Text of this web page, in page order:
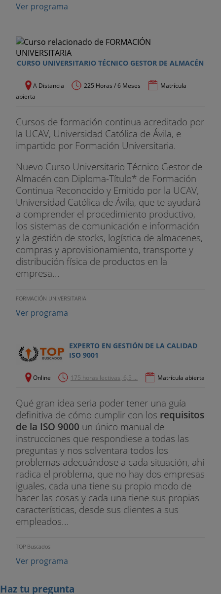
Ver programa
CURSO UNIVERSITARIO TÉCNICO GESTOR DE ALMACÉN
A Distancia 225 Horas / 6 Meses
Matrícula
abierta
Cursos de formación continua acreditado por
la UCAV, Universidad Católica de Ávila, e
impartido por Formación Universitaria.
Nuevo Curso Universitario Técnico Gestor de
Almacén con Diploma-Título* de Formación
Continua Reconocido y Emitido por la UCAV,
Universidad Católica de Ávila, que te ayudará
a comprender el procedimiento productivo,
los sistemas de comunicación e información
y la gestión de stocks, logística de almacenes,
compras y aprovisionamiento, transporte y
distribución física de productos en la
empresa...
FORMACIÓN UNIVERSITARIA
Ver programa
EXPERTO EN GESTIÓN DE LA CALIDAD
ISO 9001
Online 175 horas lectivas, 6,5 ... Matrícula abierta
Qué gran idea seria poder tener una guía
definitiva de cómo cumplir con los requisitos
de la ISO 9000 un único manual de
instrucciones que respondiese a todas las
preguntas y nos solventara todos los
problemas adecuándose a cada situación, ahí
radica el problema, que no hay dos empresas
iguales, cada una tiene su propio modo de
hacer las cosas y cada una tiene sus propias
características, desde sus clientes a sus
empleados...
TOP Buscados
Ver programa
Haz tu pregunta